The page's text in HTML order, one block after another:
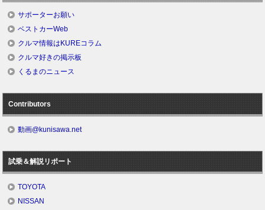
サポーターお願い
ベストカーWeb
クルマ情報はKUREコラム
クルマ好きの掲示板
くるまのニュース
Contributors
動画@kunisawa.net
試乗＆解説リポート
TOYOTA
NISSAN